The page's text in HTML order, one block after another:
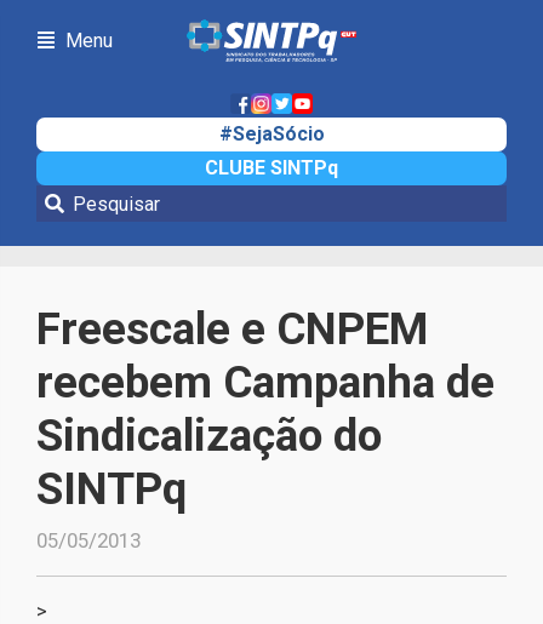
Menu
#SejaSócio
CLUBE SINTPq
Notícias
Freescale e CNPEM
recebem Campanha de
Sindicalização do
SINTPq
05/05/2013
>